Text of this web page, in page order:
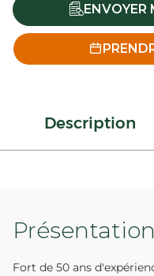
ENVOYER
Description
Présentation
Fort de 50 ans